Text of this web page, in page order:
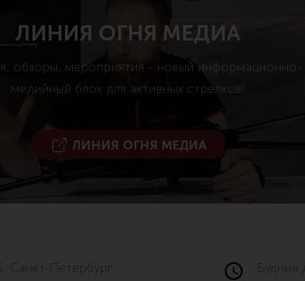
ЛИНИЯ ОГНЯ МЕДИА
обзоры, мероприятия - новый информационно-
медийный блок для активных стрелков!
ЛИНИЯ ОГНЯ МЕДИА
Санкт-Петербург,